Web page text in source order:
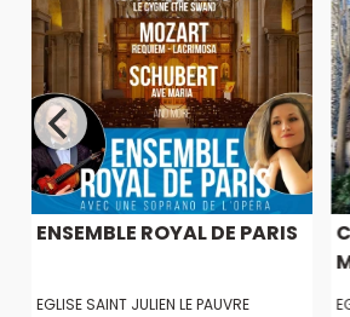
ENSEMBLE ROYAL DE PARIS
EGLISE SAINT JULIEN LE PAUVRE